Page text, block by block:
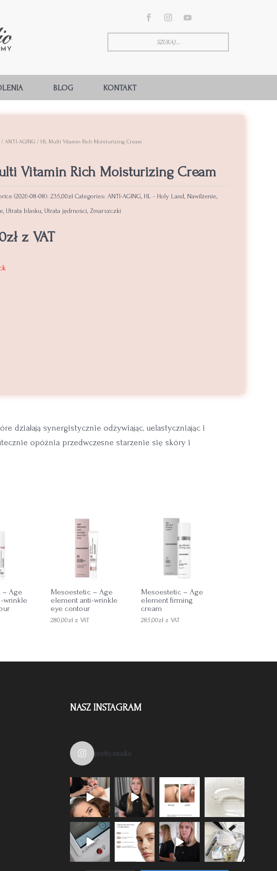
BLOG KONTAKT
/ANTI-AGING / HL Multi Vitamin Rich Moisturizing Cream
Vitamin Rich Moisturizing Cream
(2026-08-08):235,00zł Categories: ANTI-AGING HL - Holy Land Nawilżenie
Utrata blasku Utrata jędrności Zmarszczki
zł z VAT
działają synergistycznie odżywiając, uelastyczniając i
opóźnia przedwczesne starzenie się skóry i
– Age
wrinkle
Mesoestetic – Age
element anti-wrinkle
eye contour
280,00zł z VAT
Mesoestetic – Age
element firming
cream
285,00zł z VAT
NASZ INSTAGRAM
pretty.studio